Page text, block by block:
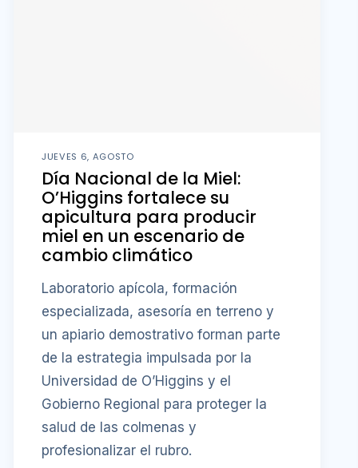
JUEVES 6, AGOSTO
Día Nacional de la Miel:
O’Higgins fortalece su
apicultura para producir
miel en un escenario de
cambio climático
Laboratorio apícola, formación
especializada, asesoría en terreno y
un apiario demostrativo forman parte
de la estrategia impulsada por la
Universidad de O’Higgins y el
Gobierno Regional para proteger la
salud de las colmenas y
profesionalizar el rubro.